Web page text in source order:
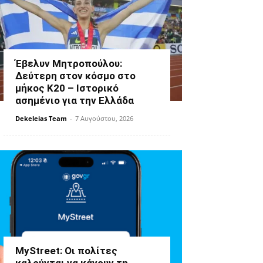
Έβελυν Μητροπούλου:
Δεύτερη στον κόσμο στο
μήκος Κ20 – Ιστορικό
ασημένιο για την Ελλάδα
Dekeleias Team - 7 Αυγούστου, 2026
MyStreet: Οι πολίτες